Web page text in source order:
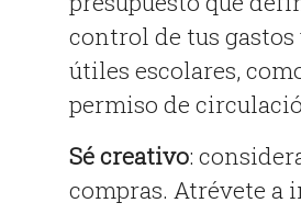
control de tus
útiles escolares,
permiso de
Sé creativo:
compras. Atrévete a